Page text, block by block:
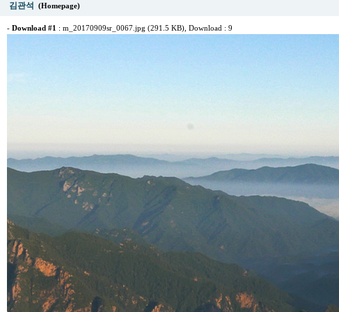
김관석 (Homepage)
- Download #1 : m_20170909sr_0067.jpg (291.5 KB) , Download : 9